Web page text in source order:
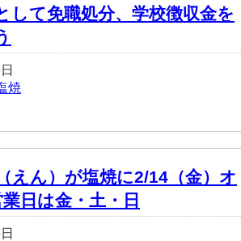
して免職処分、学校徴収金を
焼
えん）が塩焼に2/14（金）オ
日は金・土・日